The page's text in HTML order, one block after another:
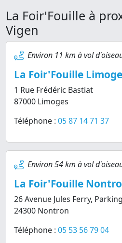
La Foir'Fouille à
Vigen
Environ 11 km à vol
La Foir'Fouille
1 Rue Frédéric Bastiat
87000 Limoges
Téléphone : 05 87 14 71 37
Environ 54 km à vol
La Foir'Fouille
26 Avenue Jules Ferry,
24300 Nontron
Téléphone : 05 53 56 79 04